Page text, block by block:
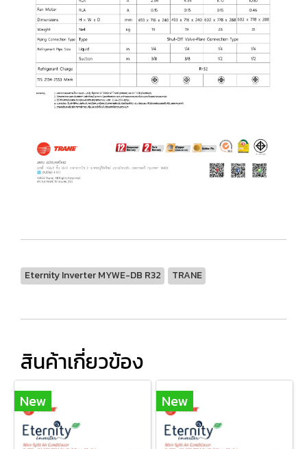
Eternity Inverter MYWE-DB R32 TRANE
สินค้าเกี่ยวข้อง
New New